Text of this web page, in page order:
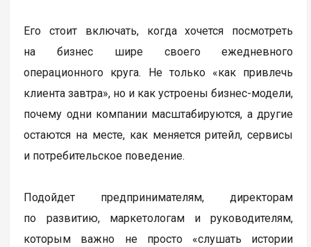
Его стоит включать, когда хочется посмотреть
на бизнес шире своего ежедневного
операционного круга. Не только «как привлечь
клиента завтра», но и как устроены бизнес-модели,
почему одни компании масштабируются, а другие
остаются на месте, как меняется ритейл, сервисы
и потребительское поведение.
Подойдет предпринимателям, директорам
по развитию, маркетологам и руководителям,
которым важно не просто «слушать истории